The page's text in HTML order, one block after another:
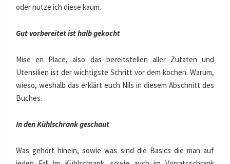
oder nutze ich diese kaum.
Gut vorbereitet ist halb gekocht
Mise en Place, also das bereitstellen aller Zutaten und
Utensilien ist der wichtigste Schritt vor dem kochen. Warum,
wieso, weshalb das erklärt euch Nils in diesem Abschnitt des
Buches.
In den Kühlschrank geschaut
Was gehört hinein, sowie was sind die Basics die man auf